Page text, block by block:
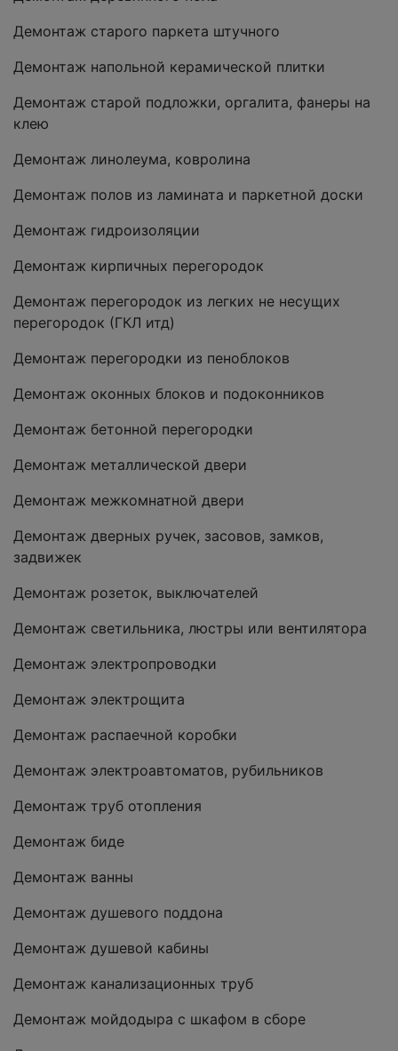
Демонтаж старого паркета штучного
Демонтаж напольной керамической плитки
Демонтаж старой подложки, оргалита, фанеры на
клею
Демонтаж линолеума, ковролина
Демонтаж полов из ламината и паркетной доски
Демонтаж гидроизоляции
Демонтаж кирпичных перегородок
Демонтаж перегородок из легких не несущих
перегородок (ГКЛ итд)
Демонтаж перегородки из пеноблоков
Демонтаж оконных блоков и подоконников
Демонтаж бетонной перегородки
Демонтаж металлической двери
Демонтаж межкомнатной двери
Демонтаж дверных ручек, засовов, замков,
задвижек
Демонтаж розеток, выключателей
Демонтаж светильника, люстры или вентилятора
Демонтаж электропроводки
Демонтаж электрощита
Демонтаж распаечной коробки
Демонтаж электроавтоматов, рубильников
Демонтаж труб отопления
Демонтаж биде
Демонтаж ванны
Демонтаж душевого поддона
Демонтаж душевой кабины
Демонтаж канализационных труб
Демонтаж мойдодыра с шкафом в сборе